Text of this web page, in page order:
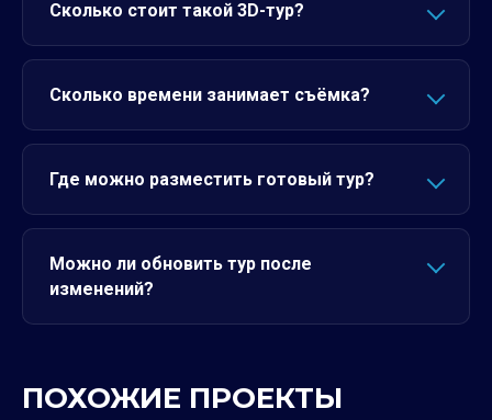
Сколько стоит такой 3D-тур?
Сколько времени занимает съёмка?
Где можно разместить готовый тур?
Можно ли обновить тур после
изменений?
ПОХОЖИЕ ПРОЕКТЫ